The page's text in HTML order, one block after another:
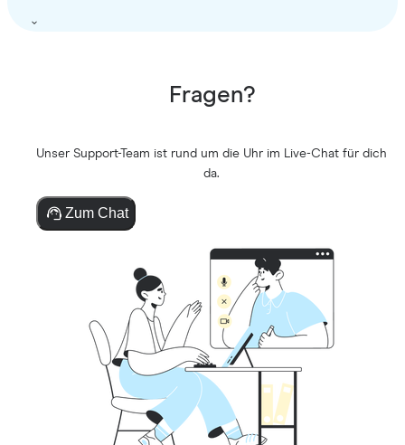
Fragen?
Unser Support-Team ist rund um die Uhr im Live-Chat für dich
da.
Zum Chat